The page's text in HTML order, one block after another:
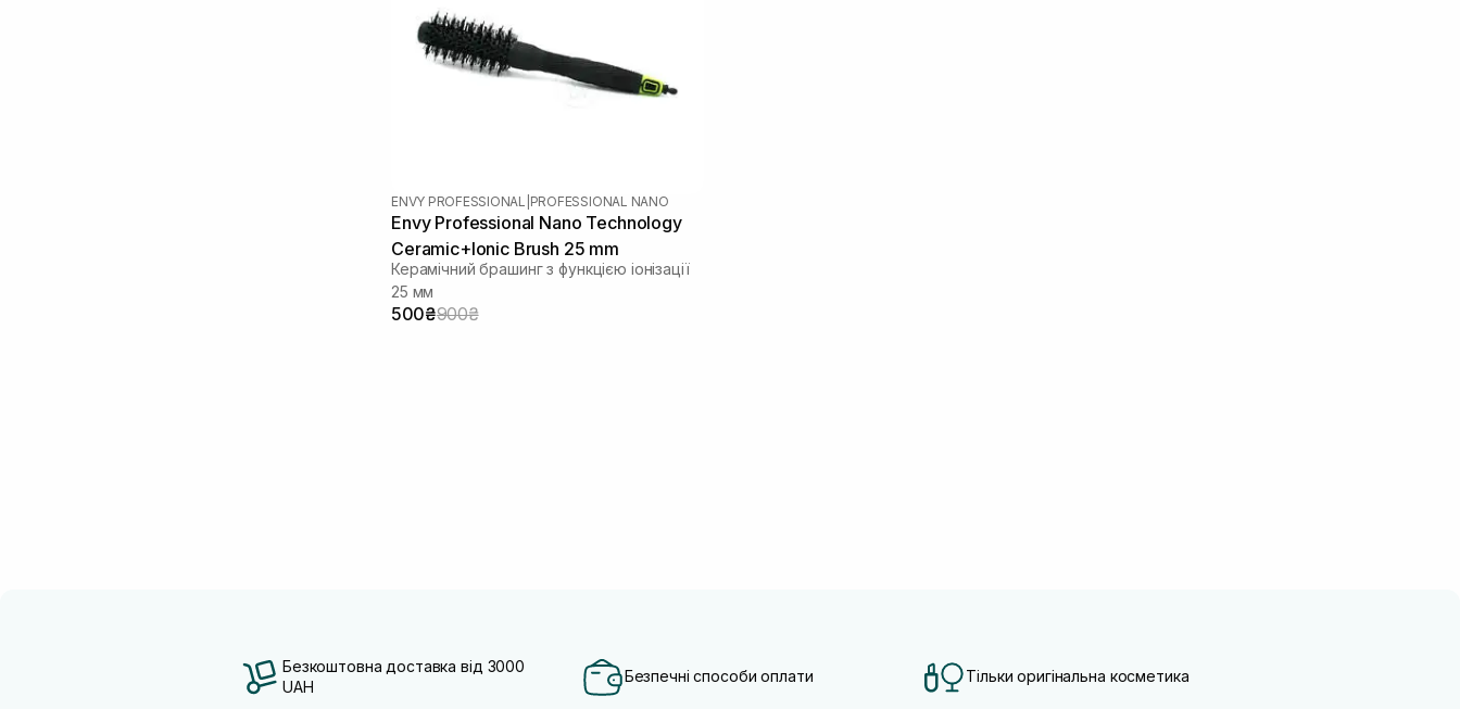
ENVY PROFESSIONAL PROFESSIONAL NANO
Envy Professional Nano Technology
Ceramic+Ionic Brush 25 mm
Керамічний брашинг з функцією іонізації
25 мм
500₴900₴
Безкоштовна доставка від 3000
UAH
Безпечні способи оплати Тільки оригінальна косметика